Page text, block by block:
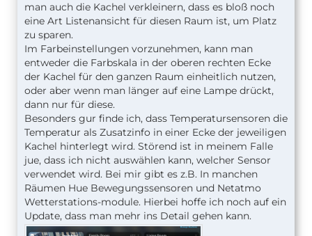
man auch die Kachel verkleinern, dass es bloß noch
eine Art Listenansicht für diesen Raum ist, um Platz
zu sparen.
Im Farbeinstellungen vorzunehmen, kann man
entweder die Farbskala in der oberen rechten Ecke
der Kachel für den ganzen Raum einheitlich nutzen,
oder aber wenn man länger auf eine Lampe drückt,
dann nur für diese.
Besonders gur finde ich, dass Temperatursensoren die
Temperatur als Zusatzinfo in einer Ecke der jeweiligen
Kachel hinterlegt wird. Störend ist in meinem Falle
jue, dass ich nicht auswählen kann, welcher Sensor
verwendet wird. Bei mir gibt es z.B. In manchen
Räumen Hue Bewegungssensoren und Netatmo
Wetterstations-module. Hierbei hoffe ich noch auf ein
Update, dass man mehr ins Detail gehen kann.